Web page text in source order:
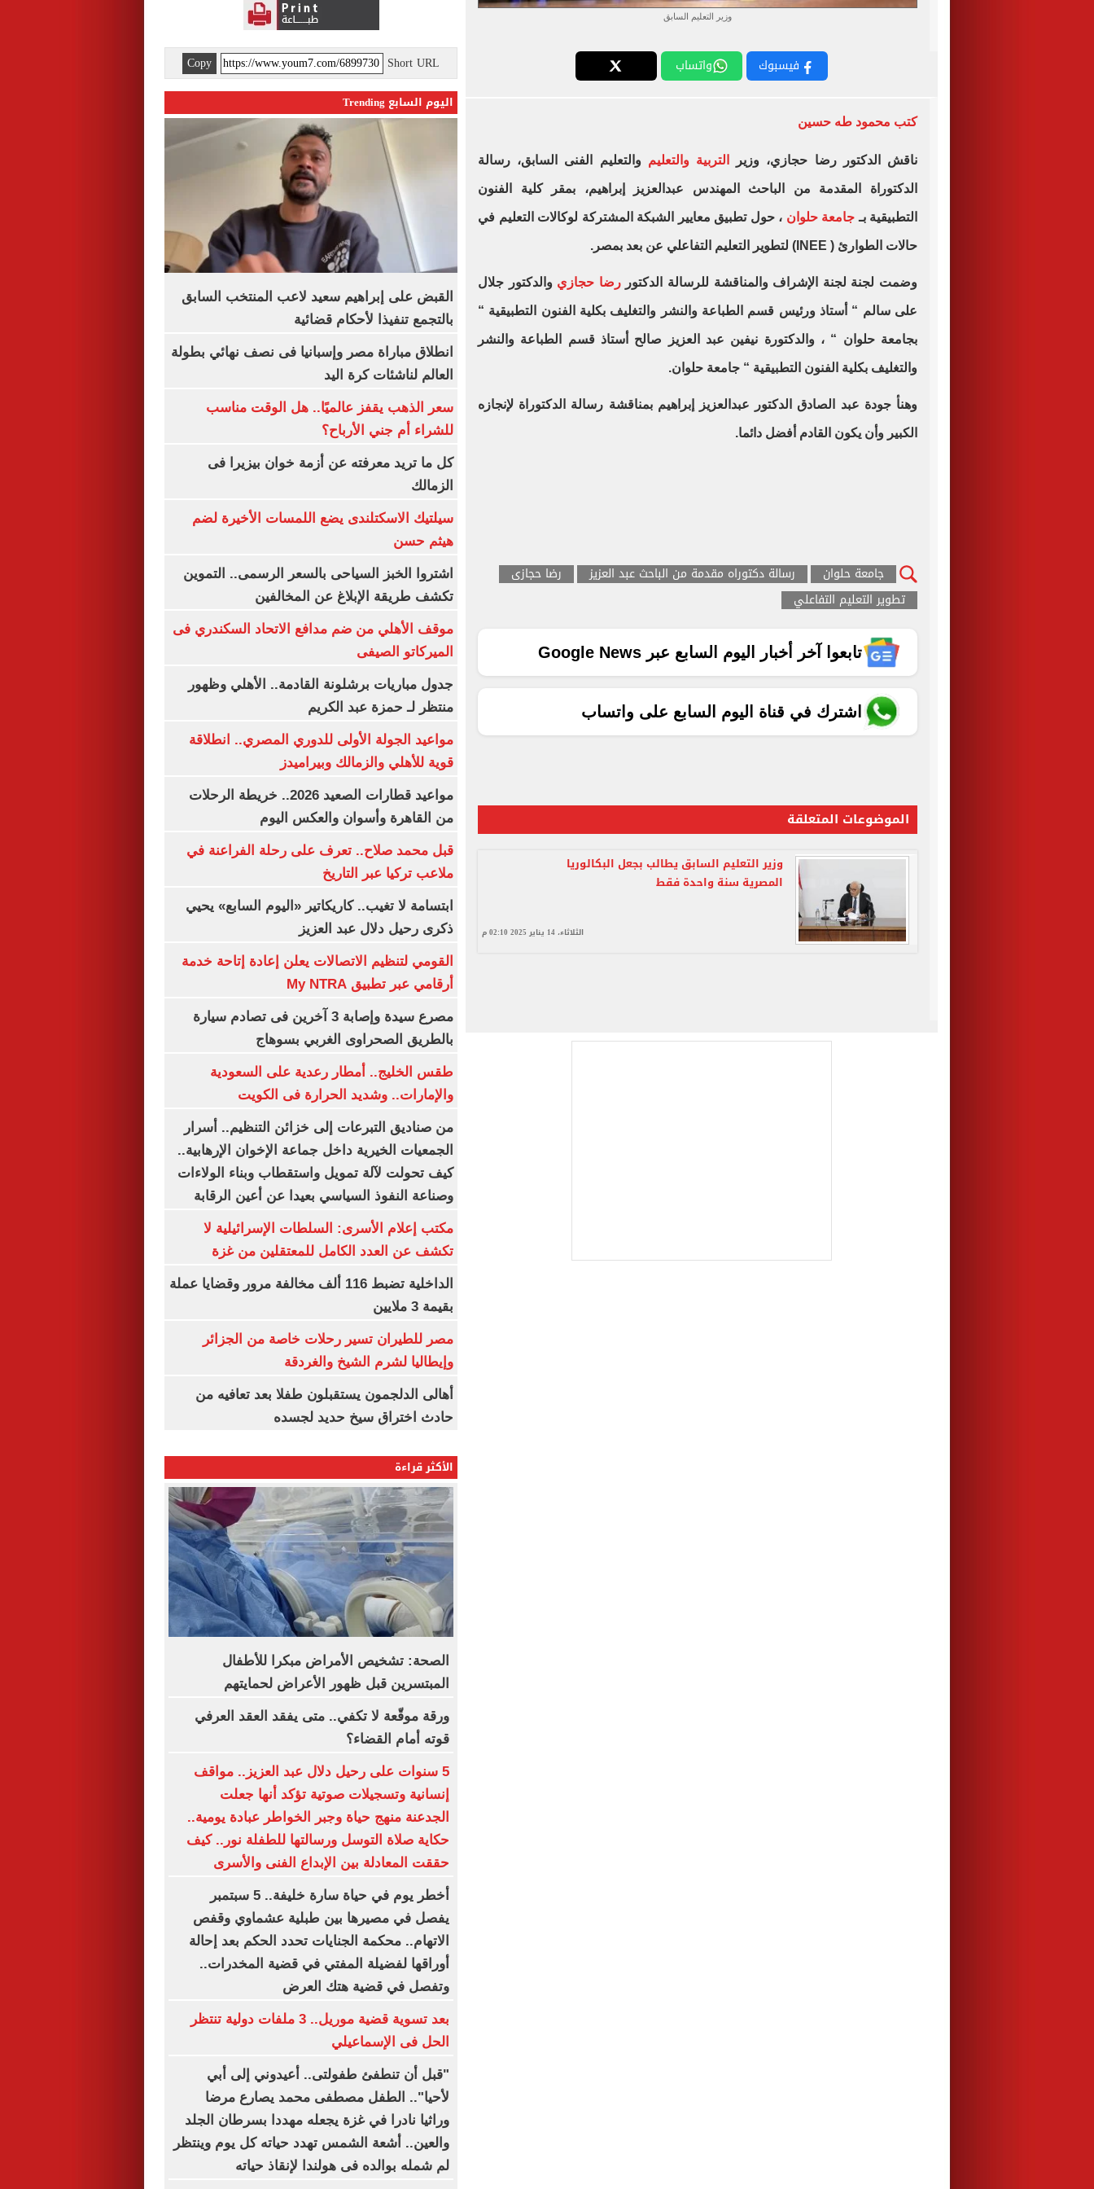
وزير التعليم السابق
فيسبوك واتساب
كتب محمود طه حسين
ناقش الدكتور رضا حجازي، وزير التربية والتعليم والتعليم الفنى السابق، رسالة
الدكتوراة المقدمة من الباحث المهندس عبدالعزيز إبراهيم، بمقر كلية الفنون
التطبيقية بـ جامعة حلوان ، حول تطبيق معايير الشبكة المشتركة لوكالات التعليم في
حالات الطوارئ ( INEE) لتطوير التعليم التفاعلي عن بعد بمصر.
وضمت لجنة لجنة الإشراف والمناقشة للرسالة الدكتوررضا حجازي والدكتور جلال
على سالم “ أستاذ ورئيس قسم الطباعة والنشر والتغليف بكلية الفنون التطبيقية “
بجامعة حلوان “ ، والدكتورة نيفين عبد العزيز صالح أستاذ قسم الطباعة والنشر
والتغليف بكلية الفنون التطبيقية “ جامعة حلوان.
وهنأ جودة عبد الصادق الدكتور عبدالعزيز إبراهيم بمناقشة رسالة الدكتوراة لإنجازه
الكبير وأن يكون القادم أفضل دائما.
جامعة حلوان رسالة دكتوراه مقدمة من الباحث عبد العزيز
رضا حجازى
تطوير التعليم التفاعلي
تابعوا آخر أخبار اليوم السابع عبر Google News
اشترك في قناة اليوم السابع على واتساب
الموضوعات المتعلقة
وزير التعليم السابق يطالب بجعل البكالوريا
المصرية سنة واحدة فقط
الثلاثاء، 14 يناير 2025 02:10 م
Short URL
Copy
اليوم السابع Trending
القبض على إبراهيم سعيد لاعب المنتخب السابق
بالتجمع تنفيذا لأحكام قضائية
انطلاق مباراة مصر وإسبانيا فى نصف نهائي بطولة
العالم لناشئات كرة اليد
سعر الذهب يقفز عالميًا.. هل الوقت مناسب
للشراء أم جني الأرباح؟
كل ما تريد معرفته عن أزمة خوان بيزيرا فى
الزمالك
سيلتيك الاسكتلندى يضع اللمسات الأخيرة لضم
هيثم حسن
اشتروا الخبز السياحى بالسعر الرسمى.. التموين
تكشف طريقة الإبلاغ عن المخالفين
موقف الأهلي من ضم مدافع الاتحاد السكندري فى
الميركاتو الصيفى
جدول مباريات برشلونة القادمة.. الأهلي وظهور
منتظر لـ حمزة عبد الكريم
مواعيد الجولة الأولى للدوري المصري.. انطلاقة
قوية للأهلي والزمالك وبيراميدز
مواعيد قطارات الصعيد 2026.. خريطة الرحلات
من القاهرة وأسوان والعكس اليوم
قبل محمد صلاح.. تعرف على رحلة الفراعنة في
ملاعب تركيا عبر التاريخ
ابتسامة لا تغيب.. كاريكاتير «اليوم السابع» يحيي
ذكرى رحيل دلال عبد العزيز
القومي لتنظيم الاتصالات يعلن إعادة إتاحة خدمة
أرقامي عبر تطبيق My NTRA
مصرع سيدة وإصابة 3 آخرين فى تصادم سيارة
بالطريق الصحراوى الغربي بسوهاج
طقس الخليج.. أمطار رعدية على السعودية
والإمارات.. وشديد الحرارة فى الكويت
من صناديق التبرعات إلى خزائن التنظيم.. أسرار
الجمعيات الخيرية داخل جماعة الإخوان الإرهابية..
كيف تحولت لآلة تمويل واستقطاب وبناء الولاءات
وصناعة النفوذ السياسي بعيدا عن أعين الرقابة
مكتب إعلام الأسرى: السلطات الإسرائيلية لا
تكشف عن العدد الكامل للمعتقلين من غزة
الداخلية تضبط 116 ألف مخالفة مرور وقضايا عملة
بقيمة 3 ملايين
مصر للطيران تسير رحلات خاصة من الجزائر
وإيطاليا لشرم الشيخ والغردقة
أهالى الدلجمون يستقبلون طفلا بعد تعافيه من
حادث اختراق سيخ حديد لجسده
الأكثر قراءة
الصحة: تشخيص الأمراض مبكرا للأطفال
المبتسرين قبل ظهور الأعراض لحمايتهم
ورقة موقّعة لا تكفي.. متى يفقد العقد العرفي
قوته أمام القضاء؟
5 سنوات على رحيل دلال عبد العزيز.. مواقف
إنسانية وتسجيلات صوتية تؤكد أنها جعلت
الجدعنة منهج حياة وجبر الخواطر عبادة يومية..
حكاية صلاة التوسل ورسالتها للطفلة نور.. كيف
حققت المعادلة بين الإبداع الفنى والأسرى
أخطر يوم في حياة سارة خليفة.. 5 سبتمبر
يفصل في مصيرها بين طبلية عشماوي وقفص
الاتهام.. محكمة الجنايات تحدد الحكم بعد إحالة
أوراقها لفضيلة المفتي في قضية المخدرات..
وتفصل في قضية هتك العرض
بعد تسوية قضية موريل.. 3 ملفات دولية تنتظر
الحل فى الإسماعيلي
"قبل أن تنطفئ طفولتى.. أعيدوني إلى أبي
لأحيا".. الطفل مصطفى محمد يصارع مرضا
وراثيا نادرا في غزة يجعله مهددا بسرطان الجلد
والعين.. أشعة الشمس تهدد حياته كل يوم وينتظر
لم شمله بوالده فى هولندا لإنقاذ حياته